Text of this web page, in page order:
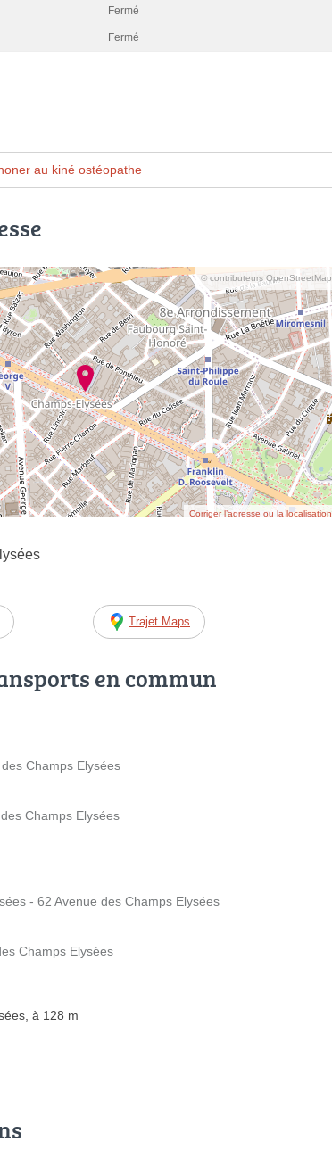
Fermé
Fermé
au kiné ostéopathe
© contributeurs OpenStreetMap
Corriger l’adresse ou la localisation
Trajet Maps
en commun
Champs Elysées
Champs Elysées
- 62 Avenue des Champs Elysées
Champs Elysées
à 128 m